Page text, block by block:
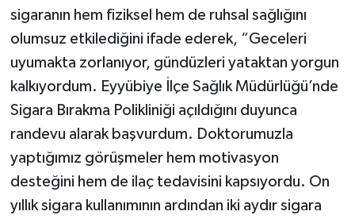
sigaranın hem fiziksel hem de ruhsal sağlığını
olumsuz etkilediğini ifade ederek, “Geceleri
uyumakta zorlanıyor, gündüzleri yataktan yorgun
kalkıyordum. Eyyübiye İlçe Sağlık Müdürlüğü’nde
Sigara Bırakma Polikliniği açıldığını duyunca
randevu alarak başvurdum. Doktorumuzla
yaptığımız görüşmeler hem motivasyon
desteğini hem de ilaç tedavisini kapsıyordu. On
yıllık sigara kullanımının ardından iki aydır sigara